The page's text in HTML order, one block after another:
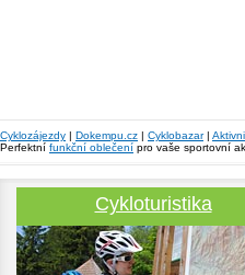
Cyklozájezdy | Dokempu.cz | Cyklobazar|
Perfektní funkční oblečení pro vaše sportovní
Cykloturistika